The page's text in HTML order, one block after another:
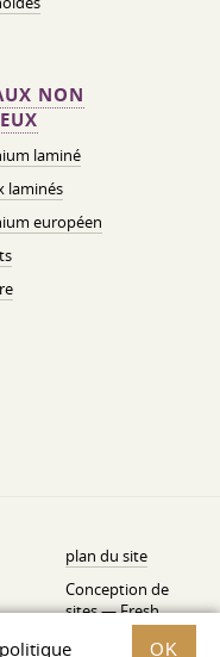
OK
NON
laminé
laminés
européen
plan du site
Conception de
sites —Fresh